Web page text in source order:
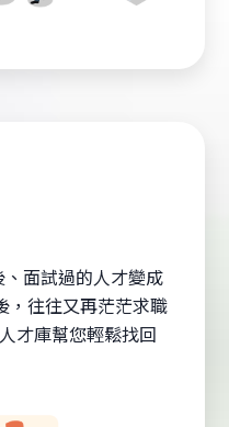
面試過的人才變成
，往往又再茫茫求職
才庫幫您輕鬆找回